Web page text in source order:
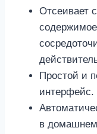
Отсеивает
Простой и
интерфейс.
в